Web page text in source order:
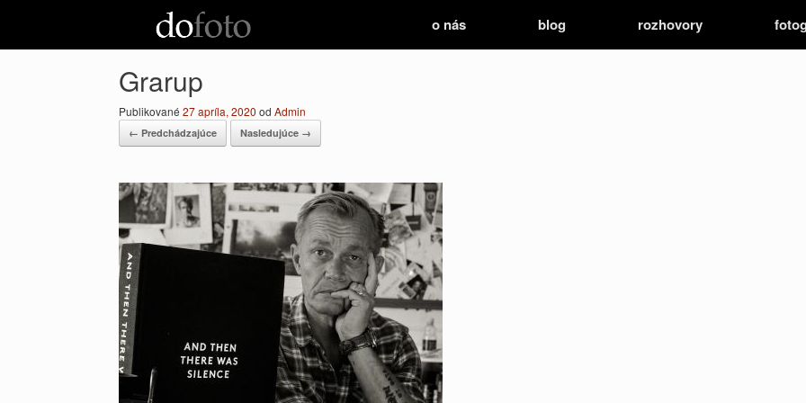
o nás blog rozhovory
Grarup
Publikované 27 apríla, 2020 od Admin
← Predchádzajúce Nasledujúce →